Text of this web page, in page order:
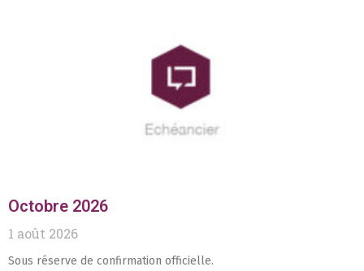
Octobre 2026
1 août 2026
Sous réserve de confirmation officielle.